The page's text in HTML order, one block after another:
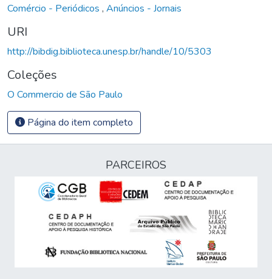
Comércio - Periódicos , Anúncios - Jornais
URI
http://bibdig.biblioteca.unesp.br/handle/10/5303
Coleções
O Commercio de São Paulo
Página do item completo
PARCEIROS